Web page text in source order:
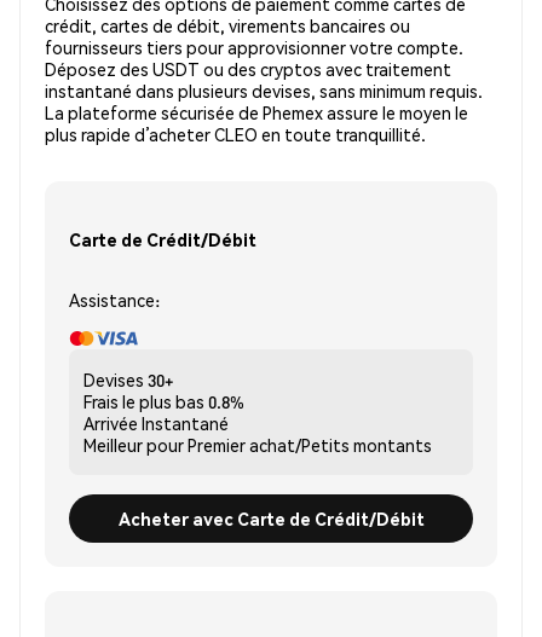
crédit, cartes de débit, virements bancaires ou
fournisseurs tiers pour approvisionner votre compte.
Déposez des USDT ou des cryptos avec traitement
instantané dans plusieurs devises, sans minimum requis.
La plateforme sécurisée de Phemex assure le moyen le
plus rapide d’acheter CLEO en toute tranquillité.
Carte de Crédit/Débit
Assistance:
Devises 30+
Frais le plus bas 0.8%
Arrivée Instantané
Meilleur pourPremier achat/Petits montants
Acheter avec Carte de Crédit/Débit